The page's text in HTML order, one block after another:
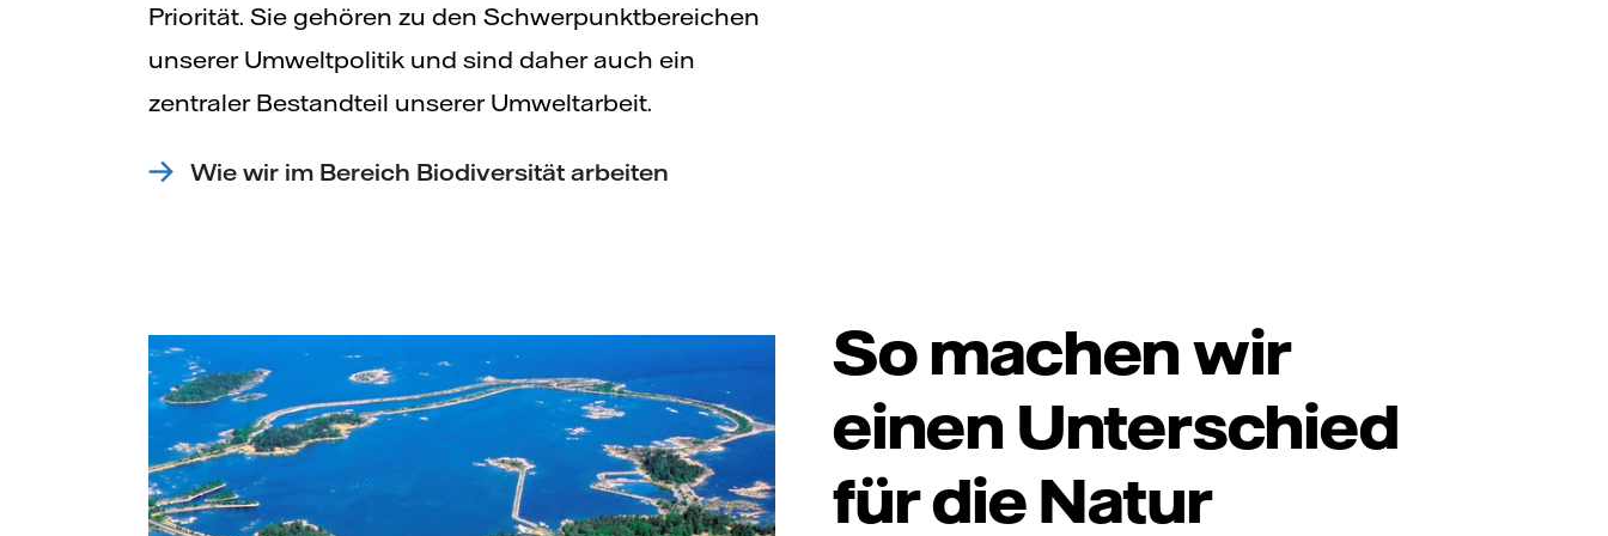
Priorität. Sie gehören zu den Schwerpunktbereichen
unserer Umweltpolitik und sind daher auch ein
zentraler Bestandteil unserer Umweltarbeit.
Wie wir im Bereich Biodiversität arbeiten
So machen wir
einen Unterschied
für die Natur